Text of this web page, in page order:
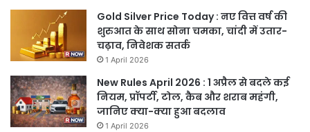
Gold Silver Price Today : नए वित्त वर्ष की
शुरुआत के साथ सोना चमका, चांदी में उतार-
चढ़ाव, निवेशक सतर्क
1 April 2026
New Rules April 2026 : 1 अप्रैल से बदले कई
नियम, प्रॉपर्टी, टोल, कैब और शराब महंगी,
जानिए क्या-क्या हुआ बदलाव
1 April 2026